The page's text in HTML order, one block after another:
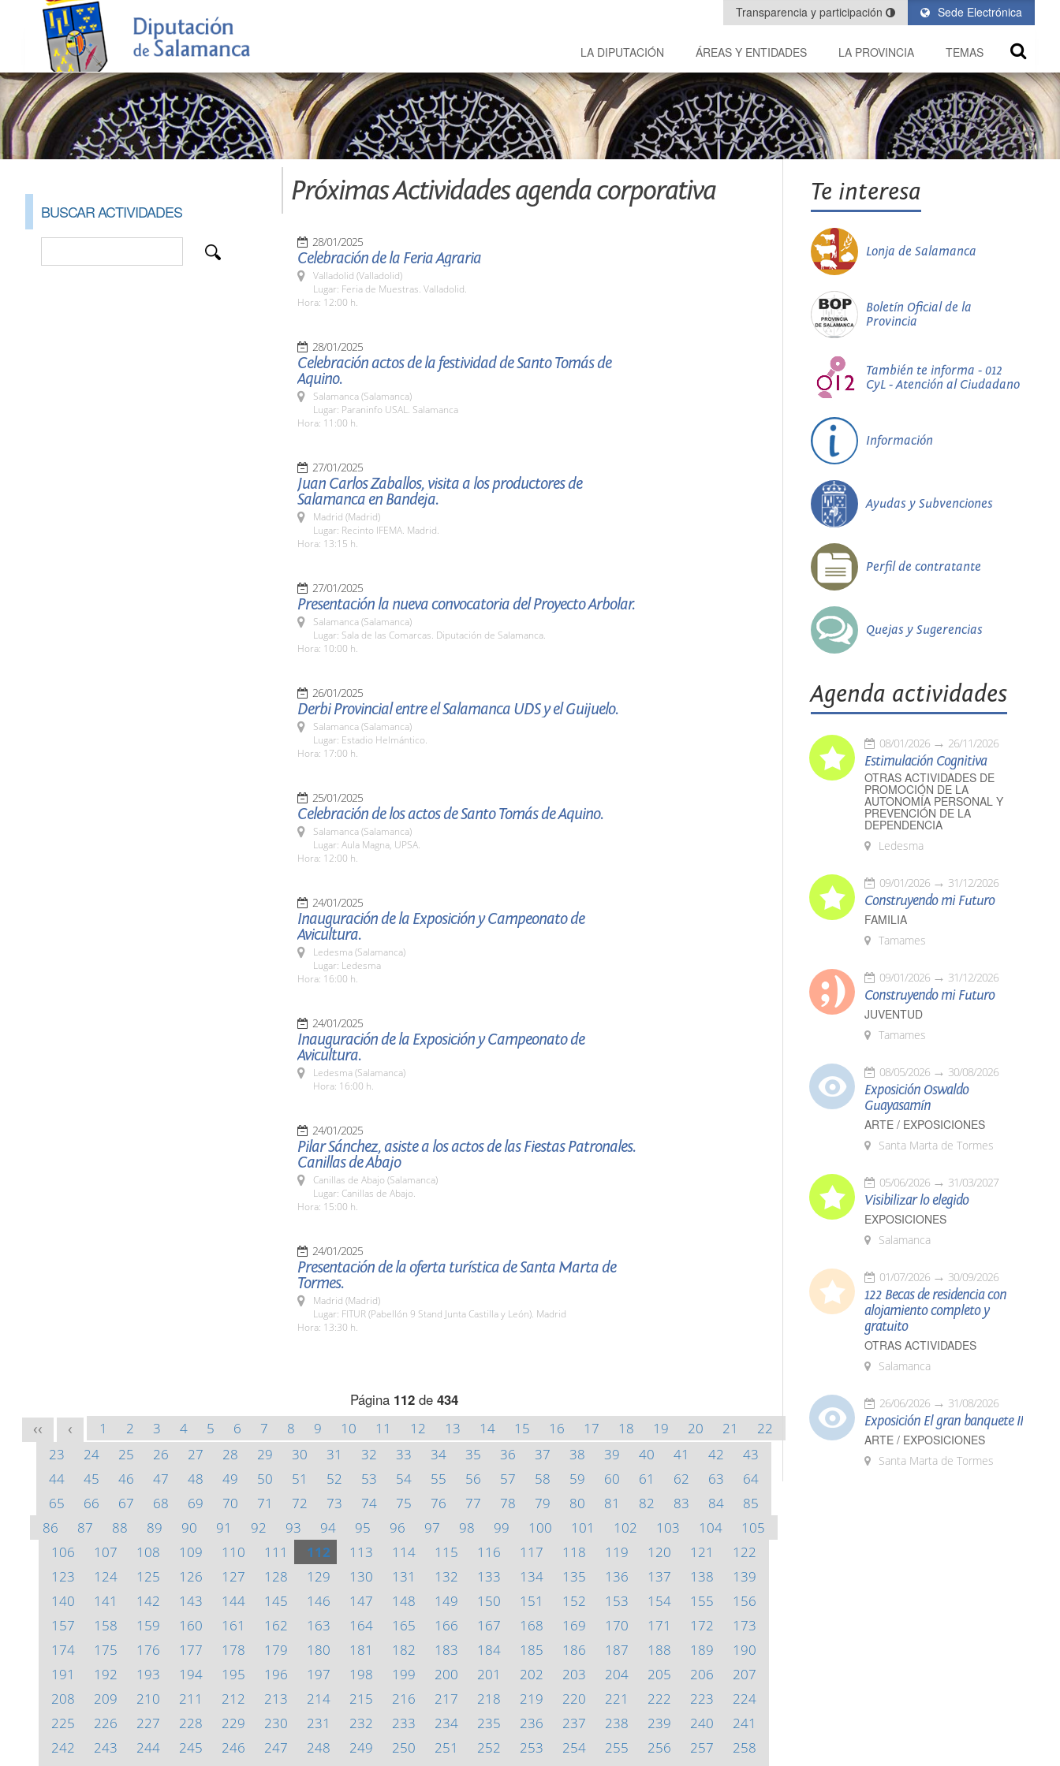
Sede Electrónica
Transparencia y participación
LA DIPUTACIÓN ÁREAS Y ENTIDADES LA PROVINCIA TEMAS
BUSCAR ACTIVIDADES
Próximas Actividades agenda corporativa
28/01/2025
Celebración de la Feria Agraria
Valladolid (Valladolid)
Lugar: Feria de Muestras. Valladolid.
Hora: 12:00 h.
28/01/2025
Celebración actos de la festividad de Santo Tomás de
Aquino.
Salamanca (Salamanca)
Lugar: Paraninfo USAL. Salamanca
Hora: 11:00 h.
27/01/2025
Juan Carlos Zaballos, visita a los productores de
Salamanca en Bandeja.
Madrid (Madrid)
Lugar: Recinto IFEMA. Madrid.
Hora: 13:15 h.
27/01/2025
Presentación la nueva convocatoria del Proyecto Arbolar.
Salamanca (Salamanca)
Lugar: Sala de las Comarcas. Diputación de Salamanca.
Hora: 10:00 h.
26/01/2025
Derbi Provincial entre el Salamanca UDS y el Guijuelo.
Salamanca (Salamanca)
Lugar: Estadio Helmántico.
Hora: 17:00 h.
25/01/2025
Celebración de los actos de Santo Tomás de Aquino.
Salamanca (Salamanca)
Lugar: Aula Magna, UPSA.
Hora: 12:00 h.
24/01/2025
Inauguración de la Exposición y Campeonato de
Avicultura.
Ledesma (Salamanca)
Lugar: Ledesma
Hora: 16:00 h.
24/01/2025
Inauguración de la Exposición y Campeonato de
Avicultura.
Ledesma (Salamanca)
Hora: 16:00 h.
24/01/2025
Pilar Sánchez, asiste a los actos de las Fiestas Patronales.
Canillas de Abajo
Canillas de Abajo (Salamanca)
Lugar: Canillas de Abajo.
Hora: 15:00 h.
24/01/2025
Presentación de la oferta turística de Santa Marta de
Tormes.
Madrid (Madrid)
Lugar: FITUR (Pabellón 9 Stand Junta Castilla y León). Madrid
Hora: 13:30 h.
Página 112de 434
<< < 1 2 3 4 5 6 7 8 9 10 11 12 13 14 15 16 17 18 19 20 21
22
23
24 25 26 27 28 29 30 31 32 33 34 35 36 37 38 39 40 41 42
43
44
45 46 47 48 49 50 51 52 53 54 55 56 57 58 59 60 61 62 63
64
65
66 67 68 69 70 71 72 73 74 75 76 77 78 79 80 81 82 83 84
85
86
87 88 89 90 91 92 93 94 95 96 97 98 99 100 101 102 103 104
105
106
107 108 109 110 111 112 113 114 115 116 117 118 119 120 121
122
123
124 125 126 127 128 129 130 131 132 133 134 135 136 137 138
139
140
141 142 143 144 145 146 147 148 149 150 151 152 153 154 155
156
157
158 159 160 161 162 163 164 165 166 167 168 169 170 171 172
173
174
175 176 177 178 179 180 181 182 183 184 185 186 187 188 189
190
191
192 193 194 195 196 197 198 199 200 201 202 203 204 205 206
207
208
209 210 211 212 213 214 215 216 217 218 219 220 221 222 223
224
225
226 227 228 229 230 231 232 233 234 235 236 237 238 239 240
241
242
243 244 245 246 247 248 249 250 251 252 253 254 255 256 257
258
Te interesa
Lonja de Salamanca
Boletín Oficial de la
Provincia
También te informa - 012
CyL - Atención al Ciudadano
Información
Ayudas y Subvenciones
Perfil de contratante
Quejas y Sugerencias
Agenda actividades
08/01/2026 26/11/2026
Estimulación Cognitiva
OTRAS ACTIVIDADES DE
PROMOCIÓN DE LA
AUTONOMÍA PERSONAL Y
PREVENCIÓN DE LA
DEPENDENCIA
Ledesma
09/01/2026 31/12/2026
Construyendo mi Futuro
FAMILIA
Tamames
09/01/2026 31/12/2026
Construyendo mi Futuro
JUVENTUD
Tamames
08/05/2026 30/08/2026
Exposición Oswaldo
Guayasamín
ARTE / EXPOSICIONES
Santa Marta de Tormes
05/06/2026 31/03/2027
Visibilizar lo elegido
EXPOSICIONES
Salamanca
01/07/2026 30/09/2026
122 Becas de residencia con
alojamiento completo y
gratuito
OTRAS ACTIVIDADES
Salamanca
26/06/2026 31/08/2026
Exposición El gran banquete II
ARTE / EXPOSICIONES
Santa Marta de Tormes